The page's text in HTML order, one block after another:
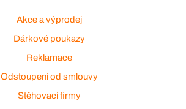
Akce a výprodej
Dárkové poukazy
Reklamace
Odstoupení od smlouvy
Stěhovací firmy